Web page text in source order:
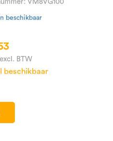
VM8VG100
beschikbaar
BTW
beschikbaar